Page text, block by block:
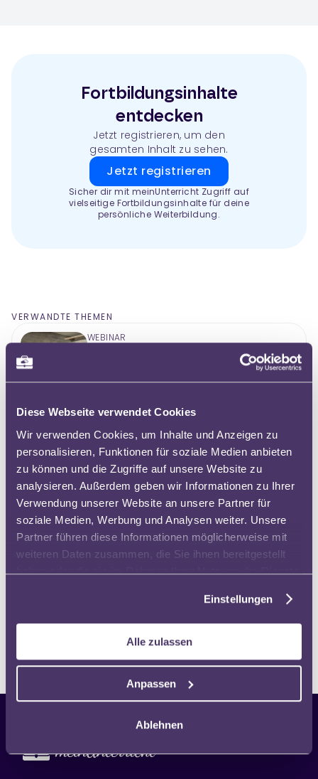
Diese Webseite verwendet Cookies
Wir verwenden Cookies, um Inhalte und Anzeigen zu
personalisieren, Funktionen für soziale Medien anbieten
zu können und die Zugriffe auf unsere Website zu
analysieren. Außerdem geben wir Informationen zu Ihrer
Verwendung unserer Website an unsere Partner für
soziale Medien, Werbung und Analysen weiter. Unsere
Partner führen diese Informationen möglicherweise mit
weiteren Daten zusammen, die Sie ihnen bereitgestellt
haben oder die sie im Rahmen Ihrer Nutzung der Dienste
Einstellungen
Alle zulassen
Anpassen
Ablehnen
Fortbildungsinhalte
entdecken
Jetzt registrieren, um den
gesamten Inhalt zu sehen.
Jetzt registrieren
Sicher dir mit meinUnterricht Zugriff auf
vielseitige Fortbildungsinhalte für deine
persönliche Weiterbildung.
VERWANDTE THEMEN
WEBINAR
Demokratiebildung im Kontext
gesellschaftlicher Diversität für
deinen Fachunterricht
65 Minuten
KURS
Innovativ Feedback geben und
einholen
Verena Plomer
180 Minuten
KURS
Tooltasting: Staffelfinale – Dein
Weg durch den digitalen
Anna Ginkel und Andrea Seitz, Isabell Hollnack
45 Minuten